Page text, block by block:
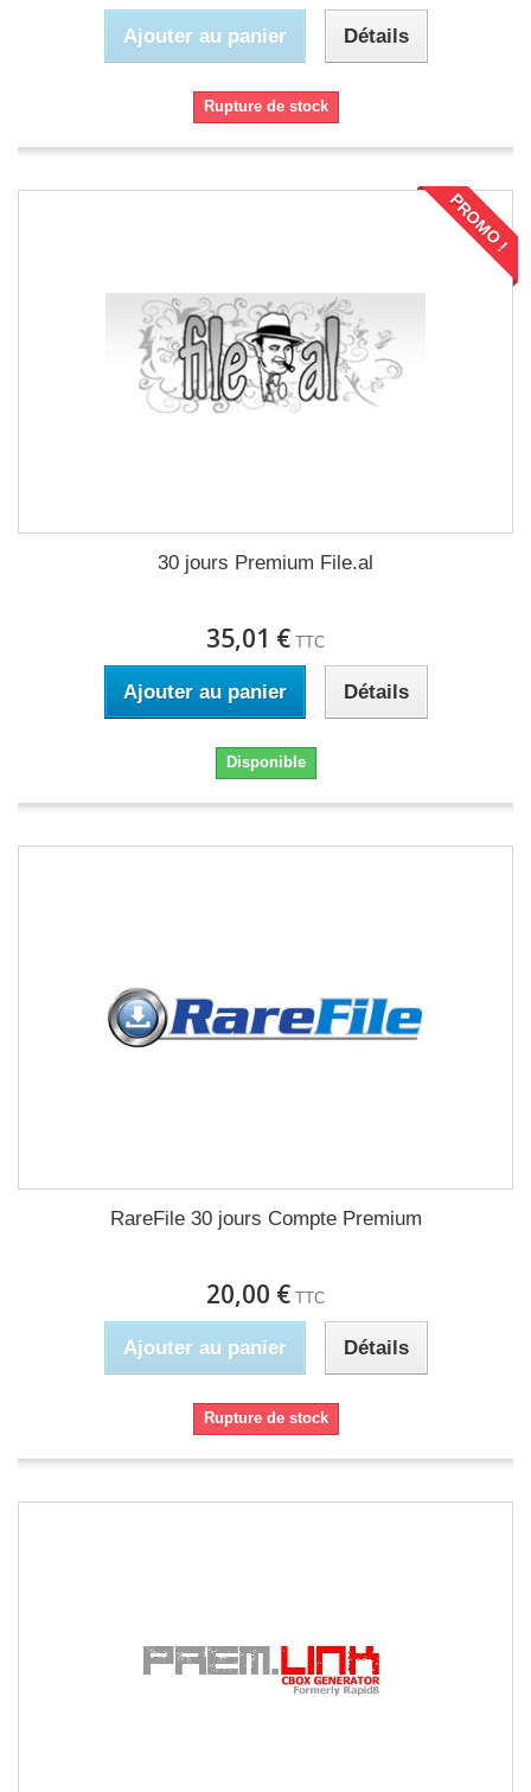
Ajouter au panier Détails
Rupture de stock
PROMO !
30 jours Premium File.al
35,01 € TTC
Ajouter au panier Détails
Disponible
RareFile 30 jours Compte Premium
20,00 € TTC
Ajouter au panier Détails
Rupture de stock